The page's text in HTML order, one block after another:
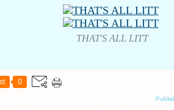
THAT'S ALL LITT
0